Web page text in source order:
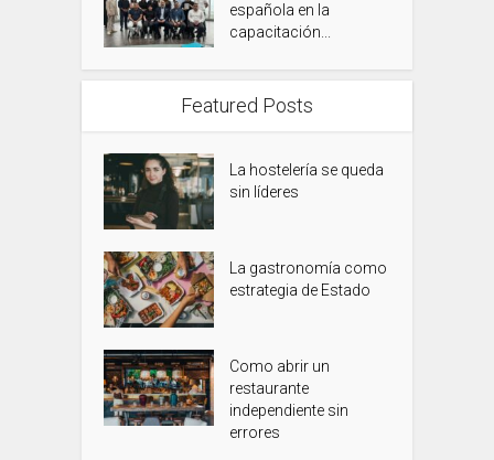
española en la
capacitación...
Featured Posts
La hostelería se queda
sin líderes
La gastronomía como
estrategia de Estado
Como abrir un
restaurante
independiente sin
errores